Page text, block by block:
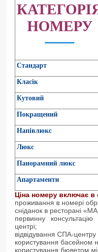
НОМЕРУ
Стандарт
Класік
Кутовий
Покращений
Напівлюкс
Люкс
Панорамний люкс
Апартаменти
Ціна номеру включає в
проживання в номері
сніданок в ресторані
первинну
центрі;
відвідування СПА-
користування басейном
користування бюветом